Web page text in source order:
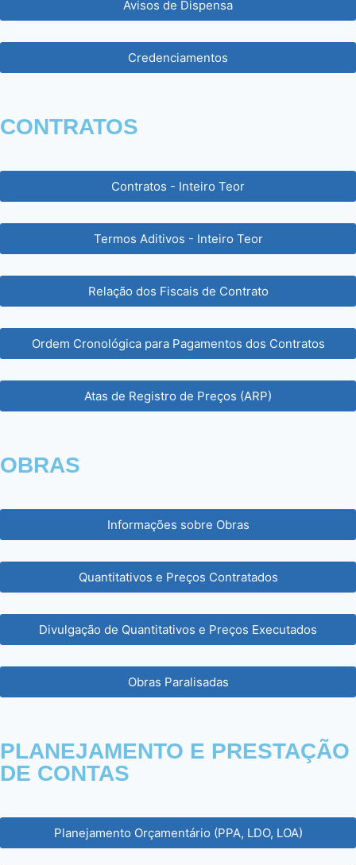
Avisos de Dispensa
Credenciamentos
CONTRATOS
Contratos - Inteiro Teor
Termos Aditivos - Inteiro Teor
Relação dos Fiscais de Contrato
Ordem Cronológica para Pagamentos dos Contratos
Atas de Registro de Preços (ARP)
OBRAS
Informações sobre Obras
Quantitativos e Preços Contratados
Divulgação de Quantitativos e Preços Executados
Obras Paralisadas
PLANEJAMENTO E PRESTAÇÃO
DE CONTAS
Planejamento Orçamentário (PPA, LDO, LOA)